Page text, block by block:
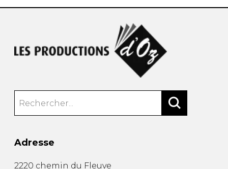
Adresse
2220 chemin du Fleuve